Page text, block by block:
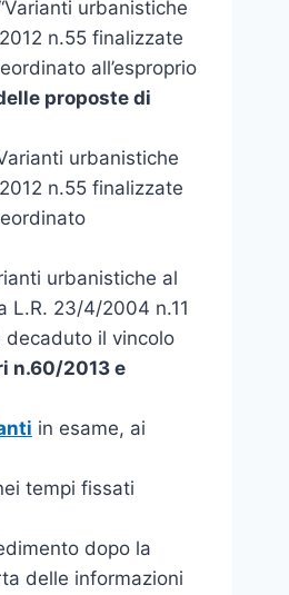
urbanistiche
n.55 finalizzate
all’esproprio
proposte di
urbanistiche
n.55 finalizzate
urbanistiche al
L.R. 23/4/2004 n.11
decaduto il vincolo
n.60/2013 e
in esame, ai
tempi fissati
dopo la
delle informazioni